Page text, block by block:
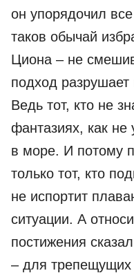
он упорядочил
таков обычай
Циона – не
подход разрушает
Ведь тот, кто не
фантазиях, как
в море. И потому
только тот, кто
не испортит
ситуации. А
постижения
– для